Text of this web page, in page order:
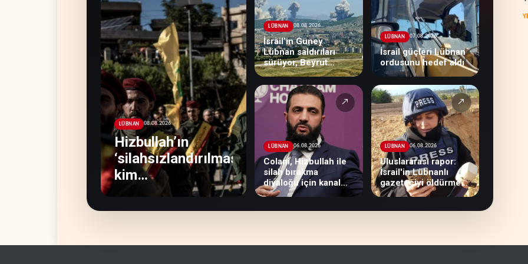
LÜBNAN 08.08.2026
Hizbullah’ın
‘silahsızlandırılmasını’
kim
denetleyecek?
LÜBNAN 08.08.2026
İsrail’in Güney
Lübnan saldırıları
sürüyor, Beyrut
suskun
LÜBNAN 07.08.2026
İsrail güçleri Lübnan
ordusunu hedef aldı
↗
LÜBNAN 06.08.2026
Colani, Hizbullah ile
silah bırakma
diyaloğu için kanal
arıyor
↗
LÜBNAN 06.08.2026
Uluslararası rapor:
İsrail'in Lübnanlı
gazeteciyi öldürmesi
savaş suçu